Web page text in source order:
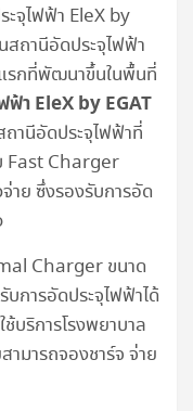
ะจุไฟฟ้า EleX by
สถานีอัดประจุไฟฟ้า
รกที่พัฒนาขึ้นในพื้นที่
ฟ้าEleX by EGAT
ถานีอัดประจุไฟฟ้าที่
Fast Charger
าย ซึ่งรองรับการอัด
Charger ขนาด
การอัดประจุไฟฟ้าได้
บริการโรงพยาบาล
มารถจองชาร์จ จ่าย